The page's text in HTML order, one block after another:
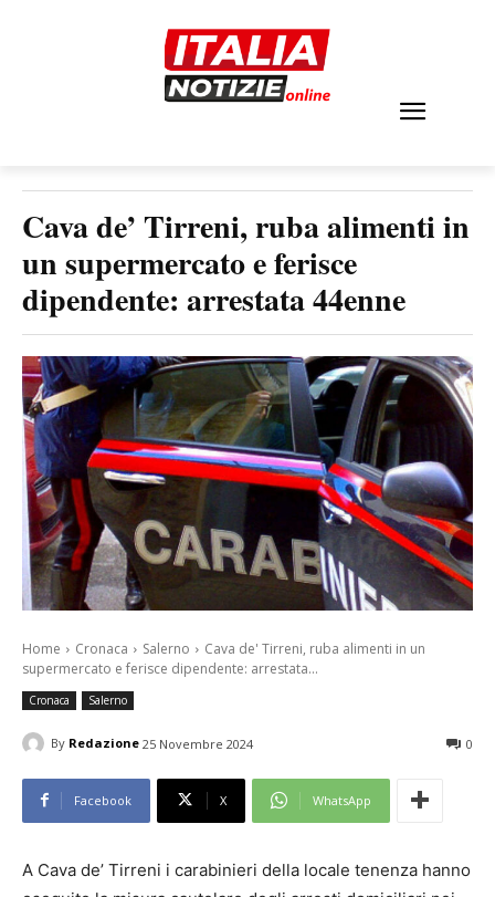
Cava de’ Tirreni, ruba alimenti in
un supermercato e ferisce
dipendente: arrestata 44enne
Home Cronaca Salerno
Cava de' Tirreni, ruba alimenti in un
supermercato e ferisce dipendente: arrestata...
Cronaca Salerno
By Redazione 25 Novembre 2024 0
Facebook X WhatsApp
A Cava de’ Tirreni i carabinieri della locale tenenza hanno